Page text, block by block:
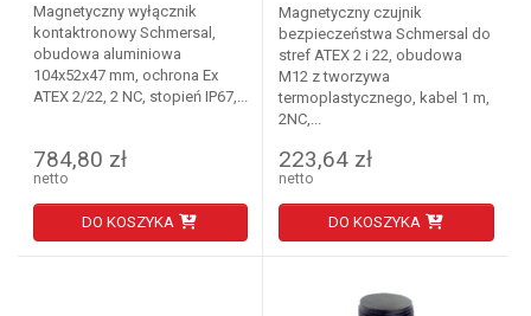
Magnetyczny wyłącznik
kontaktronowy Schmersal,
obudowa aluminiowa
104x52x47 mm, ochrona Ex
ATEX 2/22, 2 NC, stopień IP67,...
784,80 zł
netto
DO KOSZYKA
Magnetyczny czujnik
bezpieczeństwa Schmersal do
stref ATEX 2 i 22, obudowa
M12 z tworzywa
termoplastycznego, kabel 1 m,
2NC,...
223,64 zł
netto
DO KOSZYKA